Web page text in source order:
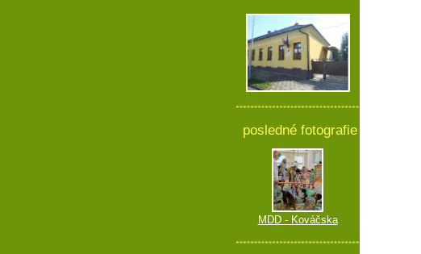
posledné fotografie
MDD - Kováčska